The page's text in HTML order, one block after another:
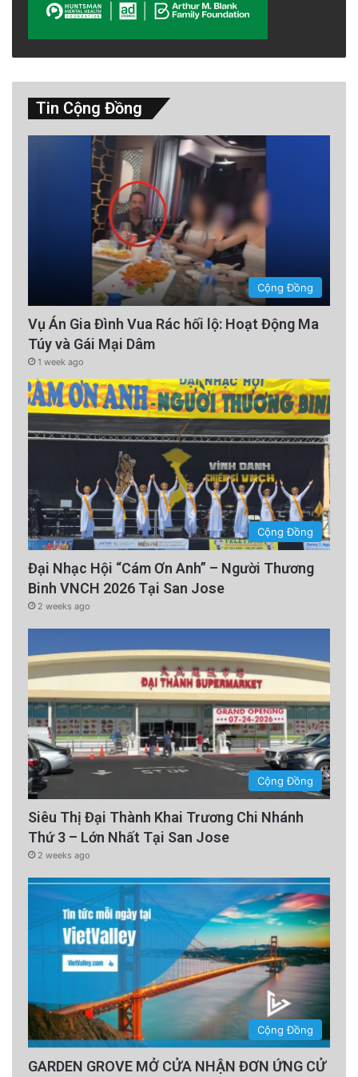
Tin Cộng Đồng
Cộng Đồng
Vụ Án Gia Đình Vua Rác hối lộ: Hoạt Động Ma
Túy và Gái Mại Dâm
1 week ago
Cộng Đồng
Đại Nhạc Hội “Cám Ơn Anh” – Người Thương
Binh VNCH 2026 Tại San Jose
2 weeks ago
Cộng Đồng
Siêu Thị Đại Thành Khai Trương Chi Nhánh
Thứ 3 – Lớn Nhất Tại San Jose
2 weeks ago
Cộng Đồng
GARDEN GROVE MỞ CỬA NHẬN ĐƠN ỨNG CỬ